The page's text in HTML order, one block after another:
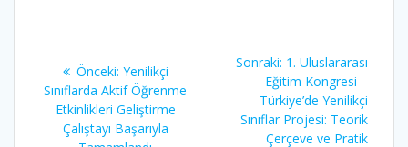
gezinmesi
Önceki: Önceki
yazı:
Yenilikçi
Sınıflarda Aktif Öğrenme
Etkinlikleri Geliştirme
Çalıştayı Başarıyla
Sonraki: Sonraki
yazı:
1. Uluslararası
Eğitim Kongresi –
Türkiye’de Yenilikçi
Sınıflar Projesi: Teorik
Çerçeve ve Pratik